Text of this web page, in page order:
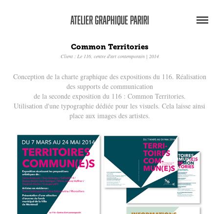
Atelier graphique Pariri
Common Territories
Client : Le 116, centre d'art contemporain | 2014
Conception de la charte graphique des expositions du 116. Réalisation
des supports de communication
de la seconde exposition du 116 : Common Territories.
Utilisation d'une typographie dédiée pour les visuels. Cela laisse ainsi
place aux images des artistes.